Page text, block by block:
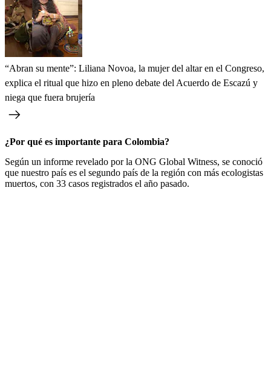
“Abran su mente”: Liliana Novoa, la mujer del altar en el Congreso,
explica el ritual que hizo en pleno debate del Acuerdo de Escazú y
niega que fuera brujería
¿Por qué es importante para Colombia?
Según un informe revelado por la ONG Global Witness, se conoció
que nuestro país es el segundo país de la región con más ecologistas
muertos, con 33 casos registrados el año pasado.